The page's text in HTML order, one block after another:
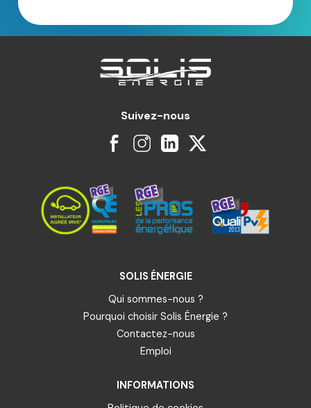
Suivez-nous
SOLIS ÉNERGIE
Qui sommes-nous ?
Pourquoi choisir Solis Énergie ?
Contactez-nous
Emploi
INFORMATIONS